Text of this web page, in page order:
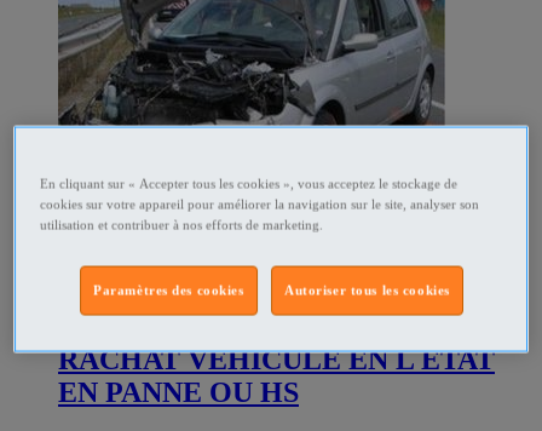
217656051
RACHAT VEHICULE EN L ETAT
EN PANNE OU HS
En cliquant sur « Accepter tous les cookies », vous acceptez le stockage de
cookies sur votre appareil pour améliorer la navigation sur le site, analyser son
utilisation et contribuer à nos efforts de marketing.
Autoriser tous les cookies
Paramètres des cookies